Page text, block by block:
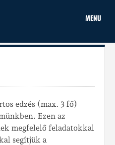
MENU
edzés (max. 3 fő)
Ezen az
megfelelő feladatokkal
segítjük a